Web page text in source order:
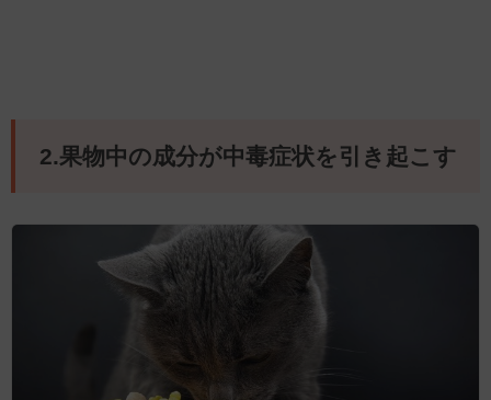
2.果物中の成分が中毒症状を引き起こす